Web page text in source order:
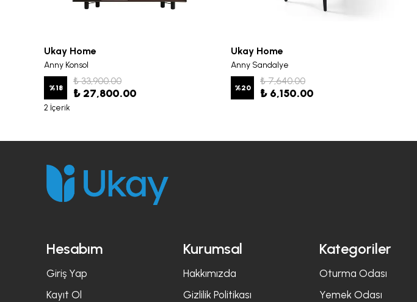
Ukay Home
Anny Konsol
%18
₺ 33,900.00
₺ 27,800.00
2 İçerik
Ukay Home
Anny Sandalye
%20
₺ 7,640.00
₺ 6,150.00
Hesabım
Giriş Yap
Kayıt Ol
Kurumsal
Hakkımızda
Gizlilik Politikası
Kategoriler
Oturma Odası
Yemek Odası